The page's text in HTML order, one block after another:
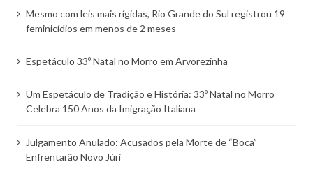
Mesmo com leis mais rígidas, Rio Grande do Sul registrou 19
feminicídios em menos de 2 meses
Espetáculo 33º Natal no Morro em Arvorezinha
Um Espetáculo de Tradição e História: 33º Natal no Morro
Celebra 150 Anos da Imigração Italiana
Julgamento Anulado: Acusados pela Morte de “Boca”
Enfrentarão Novo Júri